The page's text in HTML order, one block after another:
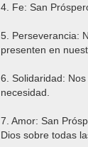
4. Fe: San
5. Perseverancia:
presenten en
6. Solidaridad:
necesidad.
7. Amor: San
Dios sobre todas